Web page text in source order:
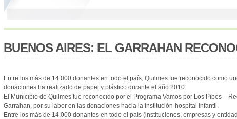
BUENOS AIRES: EL GARRAHAN
Entre los más de 14.000 donantes en todo el país, Quilmes fue reconocido como
donaciones ha realizado de papel y plástico durante el año 2010.
El Municipio de Quilmes fue reconocido por el Programa Vamos por Los Pibes –
Garrahan, por su labor en las donaciones hacia la institución-hospital infantil.
Entre los más de 14.000 donantes en todo el país (instituciones, empresas y